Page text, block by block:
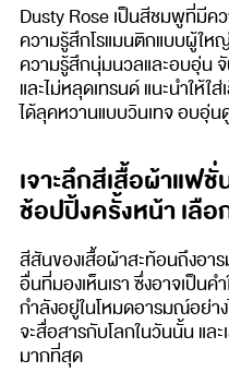
Dusty Rose เป็นสีชมพูที่มีค
ความรู้สึกโรแมนติกแบบผู้ให
ความรู้สึกนุ่มนวลและอบอุ่น
และไม่หลุดเทรนด์ แนะนำให้ใ
ได้ลุคหวานแบบวินเทจ อบอุ่
เจาะลึกสีเสื้อผ้าแฟ
ช้อปปิ้งครั้งหน้า เลื
สีสันของเสื้อผ้าสะท้อนถึงอา
อื่นที่มองเห็นเรา ซึ่งอาจเป็น
กำลังอยู่ในโหมดอารมณ์อย่
จะสื่อสารกับโลกในวันนั้น แล
มากที่สุด